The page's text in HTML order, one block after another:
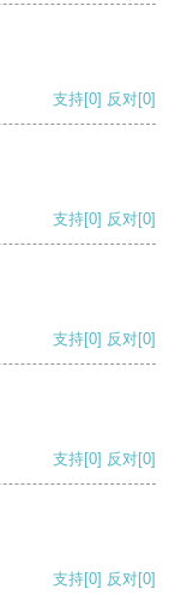
支持[0] 反对[0]
支持[0] 反对[0]
支持[0] 反对[0]
支持[0] 反对[0]
支持[0] 反对[0]